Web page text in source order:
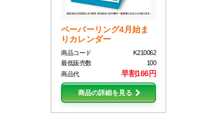
ペーパーリング4月始ま
りカレンダー
商品コード
K210062
最低販売数
100
商品代
早割166円
商品の詳細を見る